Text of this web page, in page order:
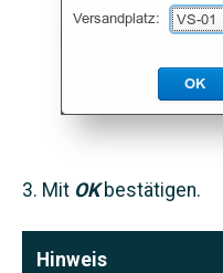
Mit OKbestätigen.
Hinweis